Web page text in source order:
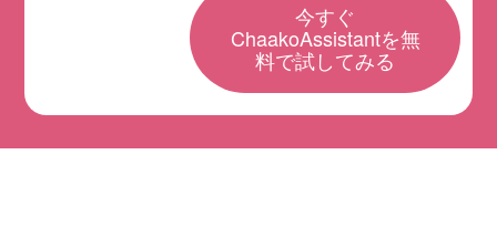
今すぐ
ChaakoAssistantを無
料で試してみる